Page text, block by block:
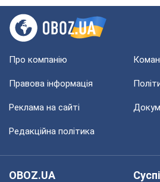
Про компанію
Правова інформація
Реклама на сайті
Редакційна політика
OBOZ.UA